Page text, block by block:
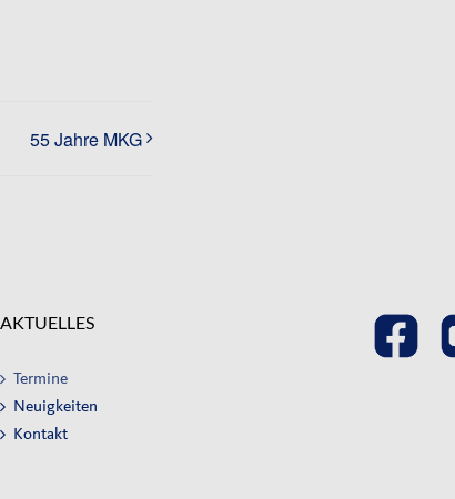
55 Jahre MKG
AKTUELLES
Termine
Neuigkeiten
Kontakt